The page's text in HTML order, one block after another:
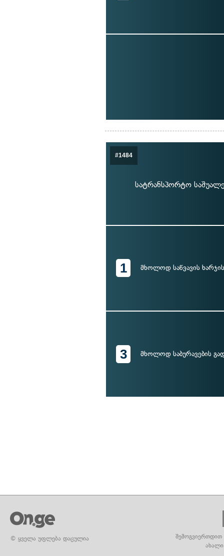
#1484
სატრანსპორტო
1 მხოლოდ საწვავის ხარჯის
3 მხოლოდ საბურავების
© ყველა უფლება დაცულია
შემოგვიერთდით
ახალი